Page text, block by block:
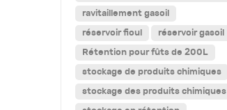
ravitaillement gasoil
réservoir fioul réservoir gasoil
Rétention pour fûts de 200L
stockage de produits chimiques
stockage des produits chimiques